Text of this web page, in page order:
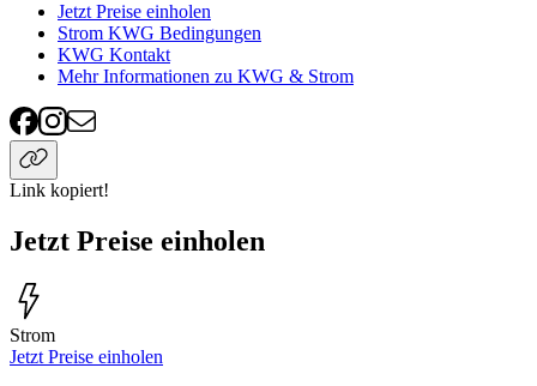
Jetzt Preise einholen
Strom KWG Bedingungen
KWG Kontakt
Mehr Informationen zu KWG & Strom
Link kopiert!
Jetzt Preise einholen
Strom
Jetzt Preise einholen